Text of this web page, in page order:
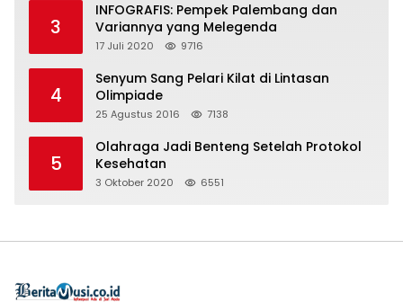
3
INFOGRAFIS: Pempek Palembang dan
Variannya yang Melegenda
17 Juli 2020 9716
4
Senyum Sang Pelari Kilat di Lintasan
Olimpiade
25 Agustus 2016 7138
5
Olahraga Jadi Benteng Setelah Protokol
Kesehatan
3 Oktober 2020 6551